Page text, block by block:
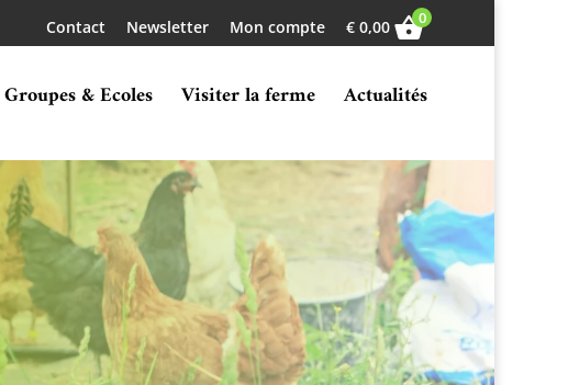
Contact Newsletter Mon compte € 0,00 0
Groupes & Ecoles Visiter la ferme Actualités